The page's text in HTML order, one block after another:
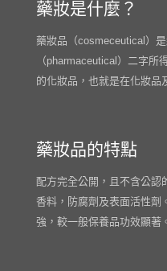
藥妝是什麼？
藥妝品（cosmeceutical）
（pharmaceutical）二字
的化妝品，也就是在化妝品
藥妝品的特點
配方完全公開，且不含公認
香料，防腐劑及表面活性劑
強，較一般保養品功效顯著